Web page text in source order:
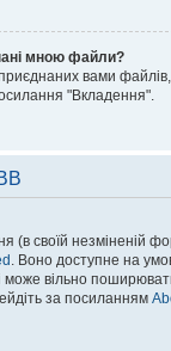
мною файли?
вами
"Вкладення".
(в своїй незміненій
. Воно доступне на
може вільно
за посиланням